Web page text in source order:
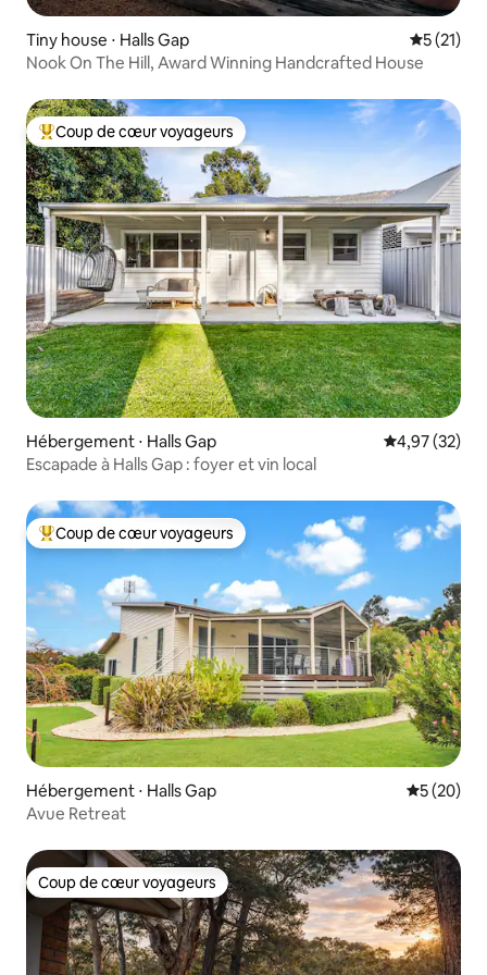
Tiny house ⋅ Halls Gap
5 (21)
Nook On The Hill, Award Winning Handcrafted House
Coups de cœur voyageurs les plus appréciés
Coup de cœur voyageurs
Hébergement ⋅ Halls Gap Évaluation
4,97 (32)
Escapade à Halls Gap : foyer et vin local
Coups de cœur voyageurs les plus appréciés
Coup de cœur voyageurs
Hébergement ⋅ Halls Gap
5 (20)
Avue Retreat
Coup de cœur voyageurs
Coup de cœur voyageurs